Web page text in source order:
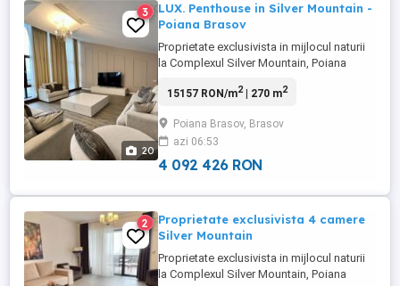
20
3
LUX. Penthouse in Silver Mountain -
Poiana Brasov
Proprietate exclusivista in mijlocul naturii
la Complexul Silver Mountain, Poiana
este definitia luxului la Silver Mountain.
www.youtube.com watch?v=OgsI252y4_0
Regis Imobiliare va invita sa descoperiti o
oportunitate unica ...
15157 RON/m2| 270 m2
Poiana Brasov, Brasov
azi 06:53
4 092 426 RON
2
Proprietate exclusivista 4 camere
Silver Mountain
Proprietate exclusivista in mijlocul naturii
la Complexul Silver Mountain, Poiana